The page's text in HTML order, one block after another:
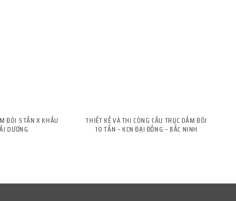
ĐÔI 5 TẤN X KHẨU
DƯƠNG
THIẾT KẾ VÀ THI CÔNG CẦU TRỤC DẦM ĐÔI
10 TẤN – KCN ĐẠI ĐỒNG – BẮC NINH